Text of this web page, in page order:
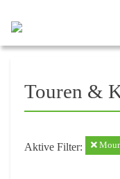
Touren &
Aktive Filter: